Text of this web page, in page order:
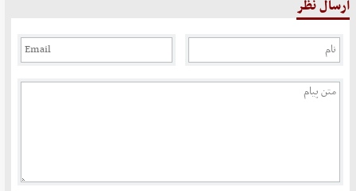
ارسال نظر